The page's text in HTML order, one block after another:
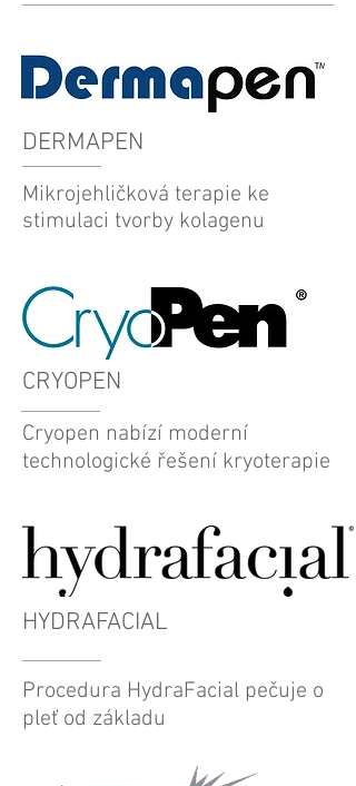
Procedura HydraFacial pečuje o
pleť od základu
HYDRAFACIAL
Cryopen nabízí moderní
technologické řešení kryoterapie
CRYOPEN
Mikrojehličková terapie ke
stimulaci tvorby kolagenu
DERMAPEN